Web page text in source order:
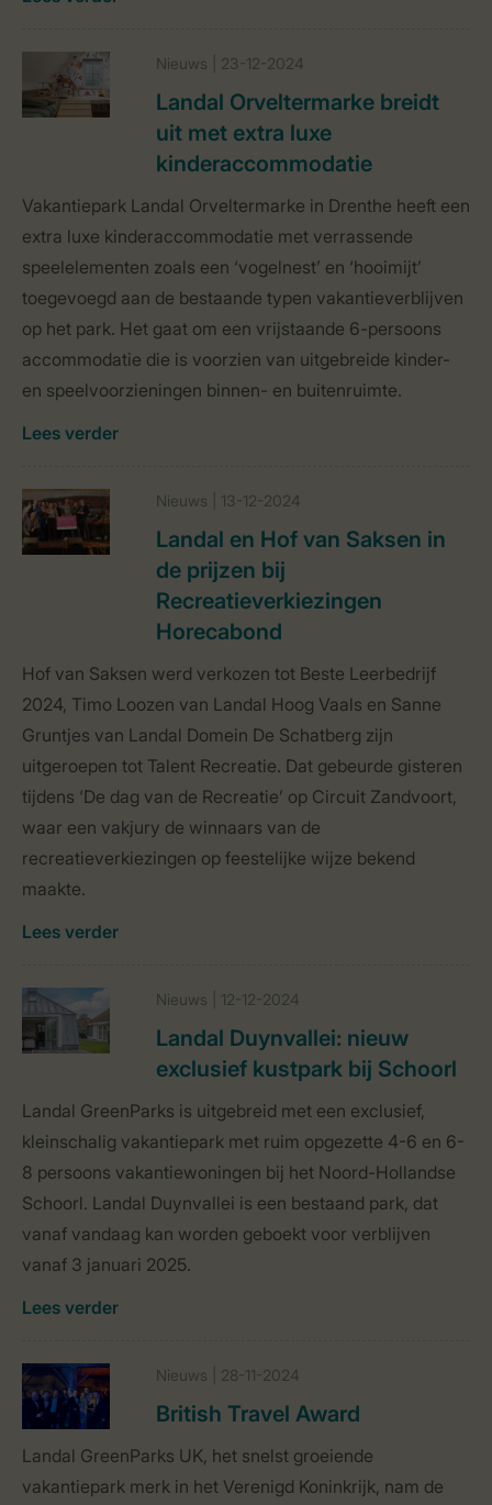
Nieuws | 23-12-2024
Landal Orveltermarke breidt
uit met extra luxe
kinderaccommodatie
Vakantiepark Landal Orveltermarke in Drenthe heeft een
extra luxe kinderaccommodatie met verrassende
speelelementen zoals een ‘vogelnest’ en ‘hooimijt’
toegevoegd aan de bestaande typen vakantieverblijven
op het park. Het gaat om een vrijstaande 6-persoons
accommodatie die is voorzien van uitgebreide kinder-
en speelvoorzieningen binnen- en buitenruimte.
Lees verder
Nieuws | 13-12-2024
Landal en Hof van Saksen in
de prijzen bij
Recreatieverkiezingen
Horecabond
Hof van Saksen werd verkozen tot Beste Leerbedrijf
2024, Timo Loozen van Landal Hoog Vaals en Sanne
Gruntjes van Landal Domein De Schatberg zijn
uitgeroepen tot Talent Recreatie. Dat gebeurde gisteren
tijdens ‘De dag van de Recreatie’ op Circuit Zandvoort,
waar een vakjury de winnaars van de
recreatieverkiezingen op feestelijke wijze bekend
maakte.
Lees verder
Nieuws | 12-12-2024
Landal Duynvallei: nieuw
exclusief kustpark bij Schoorl
Landal GreenParks is uitgebreid met een exclusief,
kleinschalig vakantiepark met ruim opgezette 4-6 en 6-
8 persoons vakantiewoningen bij het Noord-Hollandse
Schoorl. Landal Duynvallei is een bestaand park, dat
vanaf vandaag kan worden geboekt voor verblijven
vanaf 3 januari 2025.
Lees verder
Nieuws | 28-11-2024
British Travel Award
Landal GreenParks UK, het snelst groeiende
vakantiepark merk in het Verenigd Koninkrijk, nam de